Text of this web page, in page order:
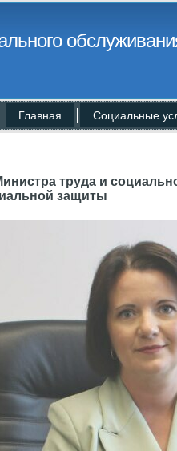
Главная Социальные
труда и
защиты